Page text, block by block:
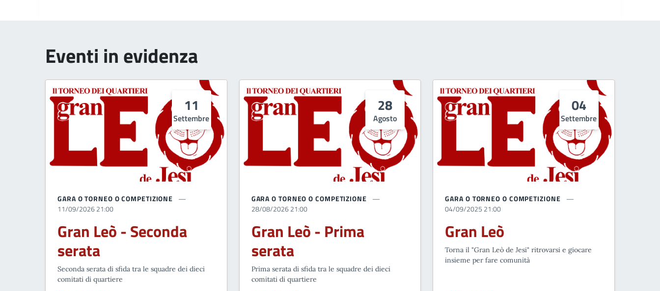
Eventi in evidenza
11
Settembre
GARA O TORNEO O COMPETIZIONE
11/09/2026 21:00
Gran Leò - Seconda
serata
Seconda serata di sfida tra le squadre dei dieci
comitati di quartiere
28
Agosto
GARA O TORNEO O COMPETIZIONE
28/08/2026 21:00
Gran Leò - Prima
serata
Prima serata di sfida tra le squadre dei dieci
comitati di quartiere
04
Settembre
GARA O TORNEO O COMPETIZIONE
04/09/2025 21:00
Gran Leò
Torna il "Gran Leò de Jesi" ritrovarsi e giocare
insieme per fare comunità